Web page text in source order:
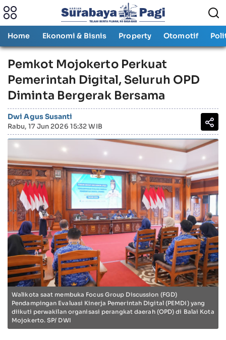
Home Ekonomi & Bisnis Property Otomotif
Pemkot Mojokerto Perkuat
Pemerintah Digital, Seluruh OPD
Diminta Bergerak Bersama
Dwi Agus Susanti
Rabu, 17 Jun 2026 15:32 WIB
Walikota saat membuka Focus Group Discussion (FGD)
Pendampingan Evaluasi Kinerja Pemerintah Digital (PEMDI) yang
diikuti perwakilan organisasi perangkat daerah (OPD) di Balai Kota
Mojokerto. SP/ DWI